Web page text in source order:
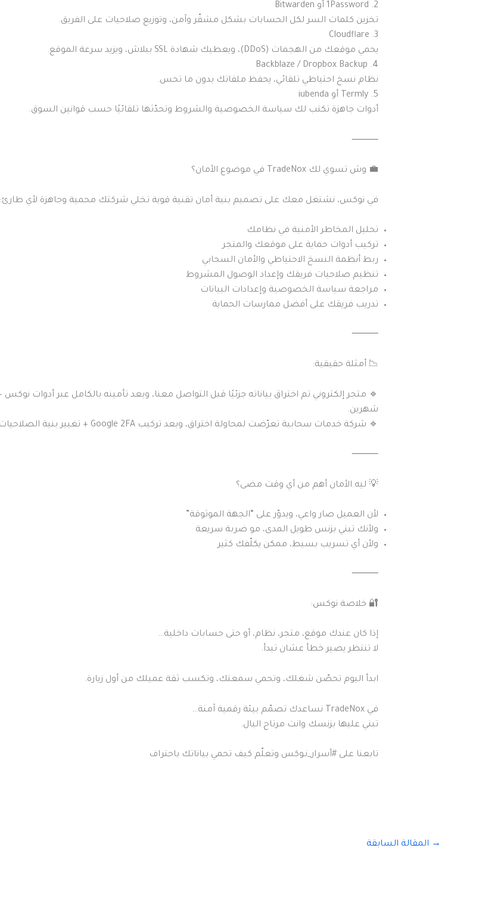
2. 1Password أو Bitwarden
تخزين كلمات السر لكل الحسابات بشكل مشفّر وآمن، وتوزيع صلاحيات على الفريق.
3. Cloudflare
يحمي موقعك من الهجمات (DDoS)، ويعطيك شهادة SSL ببلاش، ويزيد سرعة الموقع.
4. Backblaze / Dropbox Backup
نظام نسخ احتياطي تلقائي، يحفظ ملفاتك بدون ما تحس.
5. Termly أو iubenda
أدوات جاهزة تكتب لك سياسة الخصوصية والشروط وتحدّثها تلقائيًا حسب قوانين السوق.
⸻
💼 وش تسوي لك TradeNox في موضوع الأمان؟
في نوكس، نشتغل معك على تصميم بنية أمان تقنية قوية تخلي شركتك محمية وجاهزة لأي طارئ:
تحليل المخاطر الأمنية في نظامك
تركيب أدوات حماية على موقعك والمتجر
ربط أنظمة النسخ الاحتياطي والأمان السحابي
تنظيم صلاحيات فريقك وإعداد الوصول المشروط
مراجعة سياسة الخصوصية وإعدادات البيانات
تدريب فريقك على أفضل ممارسات الحماية
⸻
📉 أمثلة حقيقية:
شهرين.
🔹 شركة خدمات سحابية تعرّضت لمحاولة اختراق، وبعد تركيب Google 2FA + تغيير بنية الصلاحيات، توقفت كل محاولات الدخول غير المصرّح بها.
⸻
💡 ليه الأمان أهم من أي وقت مضى؟
لأن العميل صار واعي، ويدوّر على “الجهة الموثوقة”
ولأنك تبني بزنس طويل المدى، مو ضربة سريعة
ولأن أي تسريب بسيط، ممكن يكلّفك كثير
⸻
🔐 خلاصة نوكس:
إذا كان عندك موقع، متجر، نظام، أو حتى حسابات داخلية…
لا تنتظر يصير خطأ عشان تبدأ.
ابدأ اليوم تحصّن شغلك، وتحمي سمعتك، وتكسب ثقة عميلك من أول زيارة.
في TradeNox نساعدك تصمّم بيئة رقمية آمنة…
تبني عليها بزنسك وانت مرتاح البال.
تابعنا على #أسرار_نـوكس وتعلّم كيف تحمي بياناتك باحتراف
→ المقالة السابقة